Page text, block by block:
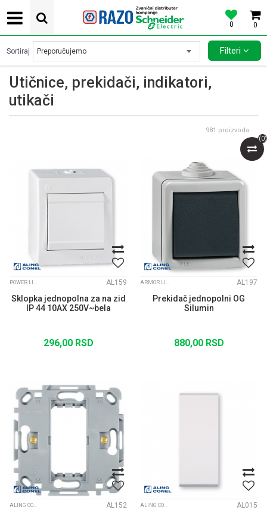
0
0
POVOLJNE CENE AUTOMATSKIH OSIGURACA SCHNEIDER ELECTRIC
(0)
Utičnice, prekidači, indikatori,
utikači
Sortiraj Filteri
981 proizvoda
POWER LINE OG PREKIDAČI I UTIČNICE AL159
Sklopka jednopolna za na zid
IP 44 10AX 250V~bela
296,00 RSD
ARMOR LINE OG PREKIDAČI I UTIČNICE AL197
Prekidač jednopolni OG
Silumin
880,00 RSD
ALING CONEL MASKE I NOSEĆI RAMOVI MODE AL152 ALING CONEL MODULI MODE BELI AL015